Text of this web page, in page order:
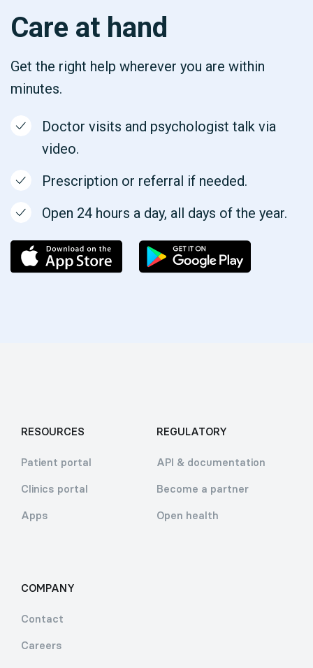
Care at hand
Get the right help wherever you are within
minutes.
Doctor visits and psychologist talk via
video.
Prescription or referral if needed.
Open 24 hours a day, all days of the year.
RESOURCES
Patient portal
Clinics portal
Apps
REGULATORY
API & documentation
Become a partner
Open health
COMPANY
Contact
Careers